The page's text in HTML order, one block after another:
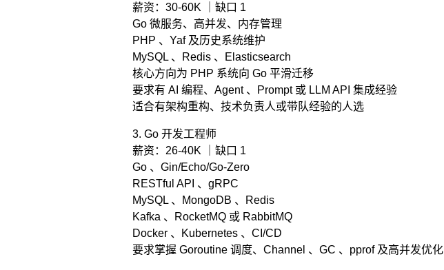
薪资：30-60K ｜缺口 1
Go 微服务、高并发、内存管理
PHP 、Yaf 及历史系统维护
MySQL 、Redis 、Elasticsearch
核心方向为 PHP 系统向 Go 平滑迁移
要求有 AI 编程、Agent 、Prompt 或 LLM API 集成经验
适合有架构重构、技术负责人或带队经验的人选
3. Go 开发工程师
薪资：26-40K ｜缺口 1
Go 、Gin/Echo/Go-Zero
RESTful API 、gRPC
MySQL 、MongoDB 、Redis
Kafka 、RocketMQ 或 RabbitMQ
Docker 、Kubernetes 、CI/CD
要求掌握 Goroutine 调度、Channel 、GC 、pprof 及高并发优化